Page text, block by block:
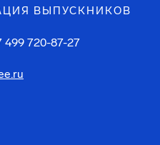
ВЫПУСКНИКОВ
499 720-87-27